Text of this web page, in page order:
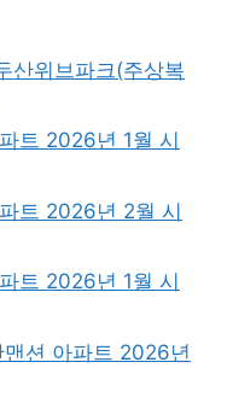
산위브파크(주상복
트 2026년 1월 시
트 2026년 2월 시
트 2026년 1월 시
션 아파트 2026년